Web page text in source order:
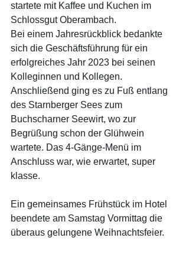
startete mit Kaffee und Kuchen im
Schlossgut Oberambach.
Bei einem Jahresrückblick bedankte
sich die Geschäftsführung für ein
erfolgreiches Jahr 2023 bei seinen
Kolleginnen und Kollegen.
Anschließend ging es zu Fuß entlang
des Starnberger Sees zum
Buchscharner Seewirt, wo zur
Begrüßung schon der Glühwein
wartete. Das 4-Gänge-Menü im
Anschluss war, wie erwartet, super
klasse.
Ein gemeinsames Frühstück im Hotel
beendete am Samstag Vormittag die
überaus gelungene Weihnachtsfeier.